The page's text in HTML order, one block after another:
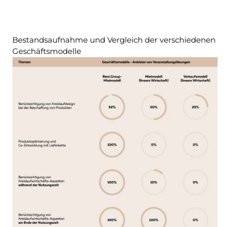
Bestandsaufnahme und Vergleich der verschiedenen
Geschäftsmodelle